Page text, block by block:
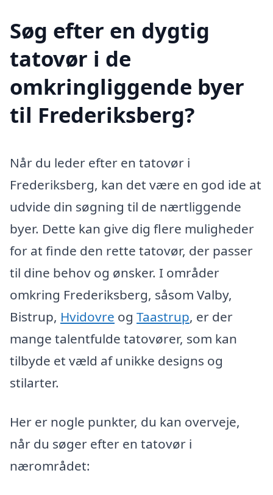
Søg efter en dygtig
tatovør i de
omkringliggende byer
til Frederiksberg?
Når du leder efter en tatovør i
Frederiksberg, kan det være en god ide at
udvide din søgning til de nærtliggende
byer. Dette kan give dig flere muligheder
for at finde den rette tatovør, der passer
til dine behov og ønsker. I områder
omkring Frederiksberg, såsom Valby,
Bistrup, Hvidovre og Taastrup, er der
mange talentfulde tatovører, som kan
tilbyde et væld af unikke designs og
stilarter.
Her er nogle punkter, du kan overveje,
når du søger efter en tatovør i
nærområdet: